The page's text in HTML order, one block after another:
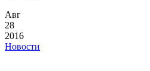
Авг
28
2016
Новости